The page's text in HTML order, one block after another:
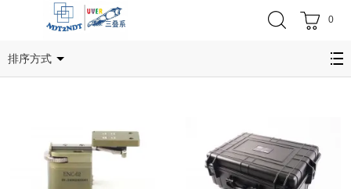
0
排序方式